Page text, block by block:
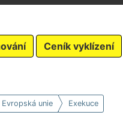
Ceník vyklízení
Evropská unie Exekuce